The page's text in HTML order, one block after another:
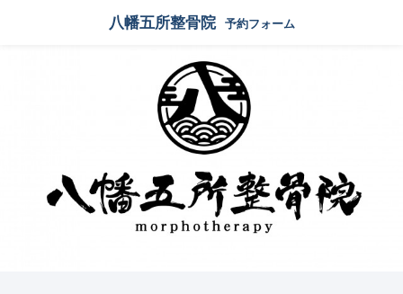
八幡五所整骨院 予約フォーム